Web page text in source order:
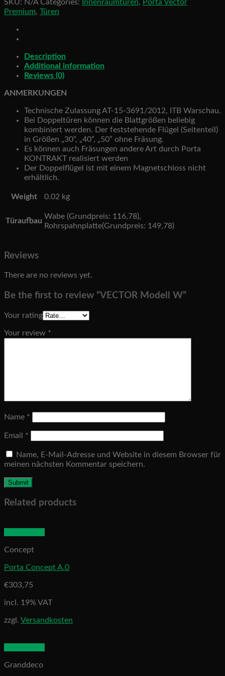
quantity
SKU: N/A Categories: Innenraumtüren, Porta Vector
Premium, Türen
Description
Additional information
Reviews (0)
ANMERKUNGEN
Technische Zulassung AT-15-3691/2012, ITB Warschau.
Bei Doppeltüren können die Blattgrößen beliebig
kombiniert werden. Der feststehende Flügel (Seitenteil)
in Größen „30”, „40”, „50” ohne Fräsung.
Es können auch Fräsungen andere Art durch Porta
KONTRAKT realisiert werden
Der Doppelflügel ist mit einem Magnetschloss nicht
erhältlich.
Weight 0.02 kg
Türaufbau
Wabe (Grundpreis: 116,78),
Rohrspahnplatte(Grundpreis: 149,78)
Reviews
There are no reviews yet.
Be the first to review “VECTOR Modell W”
Your rating
Your review *
Name *
Email *
Name, E-Mail-Adresse und Website in diesem Browser für
meinen nächsten Kommentar speichern.
Related products
Concept
Porta Concept A.0
€303,75
incl. 19% VAT
zzgl. Versandkosten
Granddeco